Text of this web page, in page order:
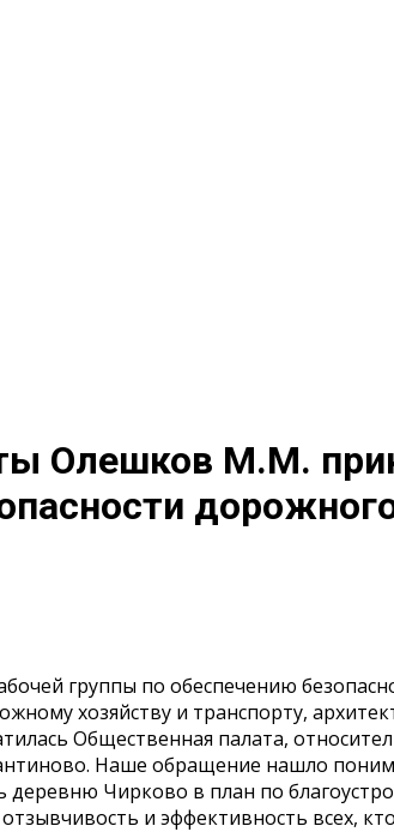
Олешков М.М.
группы по обеспечению
хозяйству и транспорту,
Общественная палата,
Наше обращение нашло
Чирково в план по
и эффективность всех,